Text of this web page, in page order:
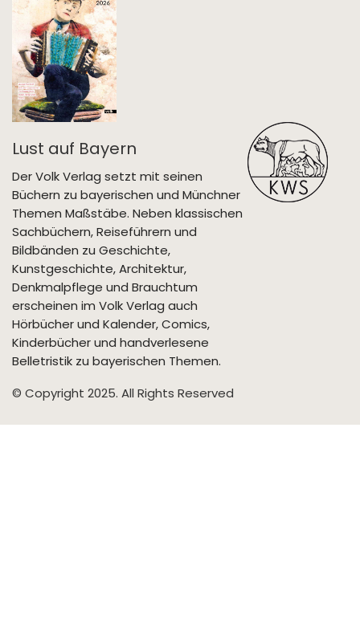
Lust auf Bayern
Der Volk Verlag setzt mit seinen
Büchern zu bayerischen und Münchner
Themen Maßstäbe. Neben klassischen
Sachbüchern, Reiseführern und
Bildbänden zu Geschichte,
Kunstgeschichte, Architektur,
Denkmalpflege und Brauchtum
erscheinen im Volk Verlag auch
Hörbücher und Kalender, Comics,
Kinderbücher und handverlesene
Belletristik zu bayerischen Themen.
© Copyright 2025. All Rights Reserved